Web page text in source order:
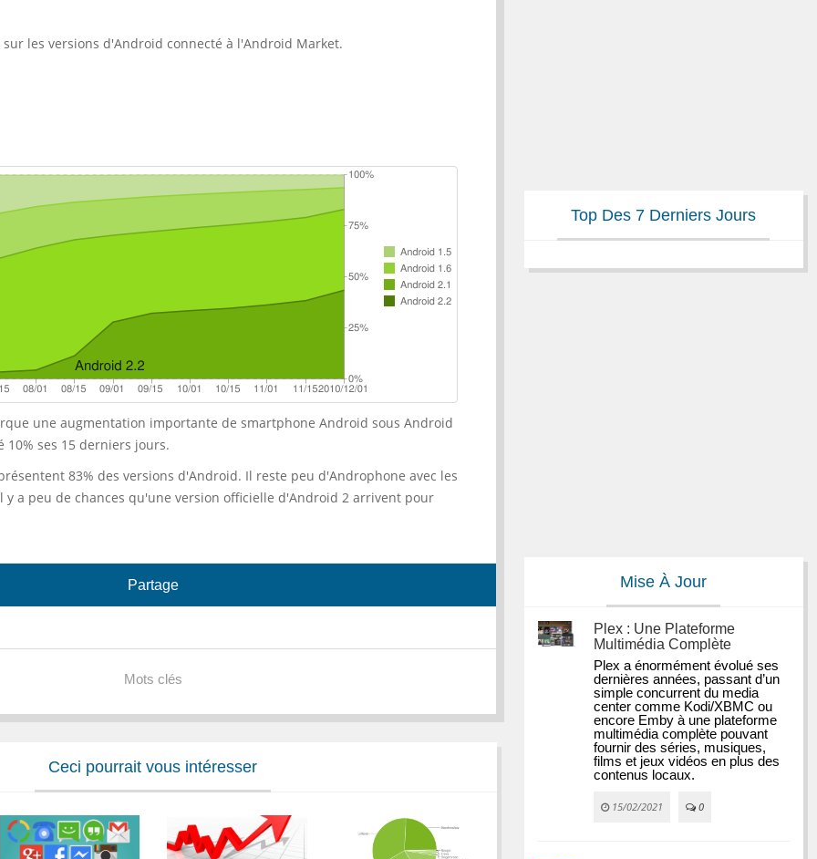
les versions d'Android connecté à l'Android Market.
une augmentation importante de smartphone Android sous Android
10% ses 15 derniers jours.
83% des versions d'Android. Il reste peu d'Androphone avec les
y a peu de chances qu'une version officielle d'Android 2 arrivent pour
Partage
Mots clés
Ceci pourrait vous intéresser
Top Des 7 Derniers Jours
Mise À Jour
Plex : Une Plateforme
Multimédia Complète
Plex a énormément évolué ses
dernières années, passant d’un
simple concurrent du media
center comme Kodi/XBMC ou
encore Emby à une plateforme
multimédia complète pouvant
fournir des séries, musiques,
films et jeux vidéos en plus des
contenus locaux.
15/02/2021 0